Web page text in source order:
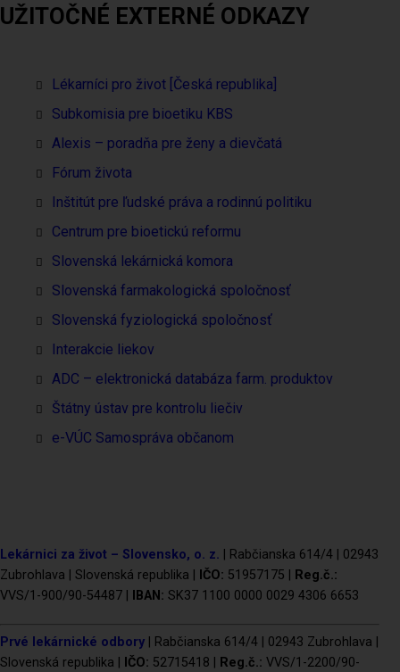
UŽITOČNÉ EXTERNÉ ODKAZY
Lékarníci pro život [Česká republika]
Subkomisia pre bioetiku KBS
Alexis – poradňa pre ženy a dievčatá
Fórum života
Inštitút pre ľudské práva a rodinnú politiku
Centrum pre bioetickú reformu
Slovenská lekárnická komora
Slovenská farmakologická spoločnosť
Slovenská fyziologická spoločnosť
Interakcie liekov
ADC – elektronická databáza farm. produktov
Štátny ústav pre kontrolu liečiv
e-VÚC Samospráva občanom
Lekárnici za život – Slovensko, o. z. | Rabčianska 614/4 | 02943
Zubrohlava | Slovenská republika |
IČO: 51957175 |
Reg.č.:
VVS/1-900/90-54487 |
IBAN: SK37 1100 0000 0029 4306 6653
Prvé lekárnické odbory | Rabčianska 614/4 | 02943 Zubrohlava |
Slovenská republika |
IČO: 52715418 | Reg.č.: VVS/1-2200/90-